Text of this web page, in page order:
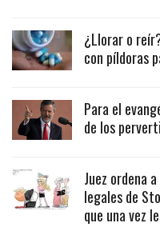
¿Llorar o
con píldoras
Para el
de los
Juez ordena
legales de
que una vez